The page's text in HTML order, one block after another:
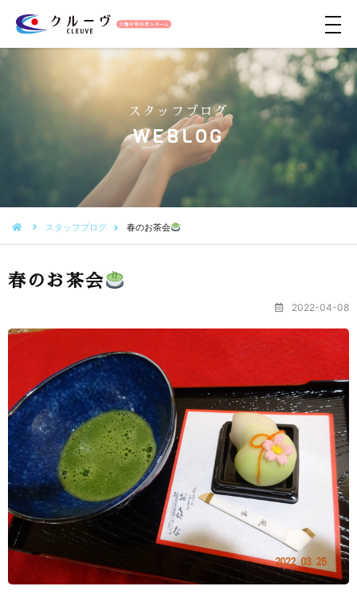
メ
ュ
ー
スタッフブログ
WEBLOG
スタッフブログ 春のお茶会
春のお茶会
2022-04-08